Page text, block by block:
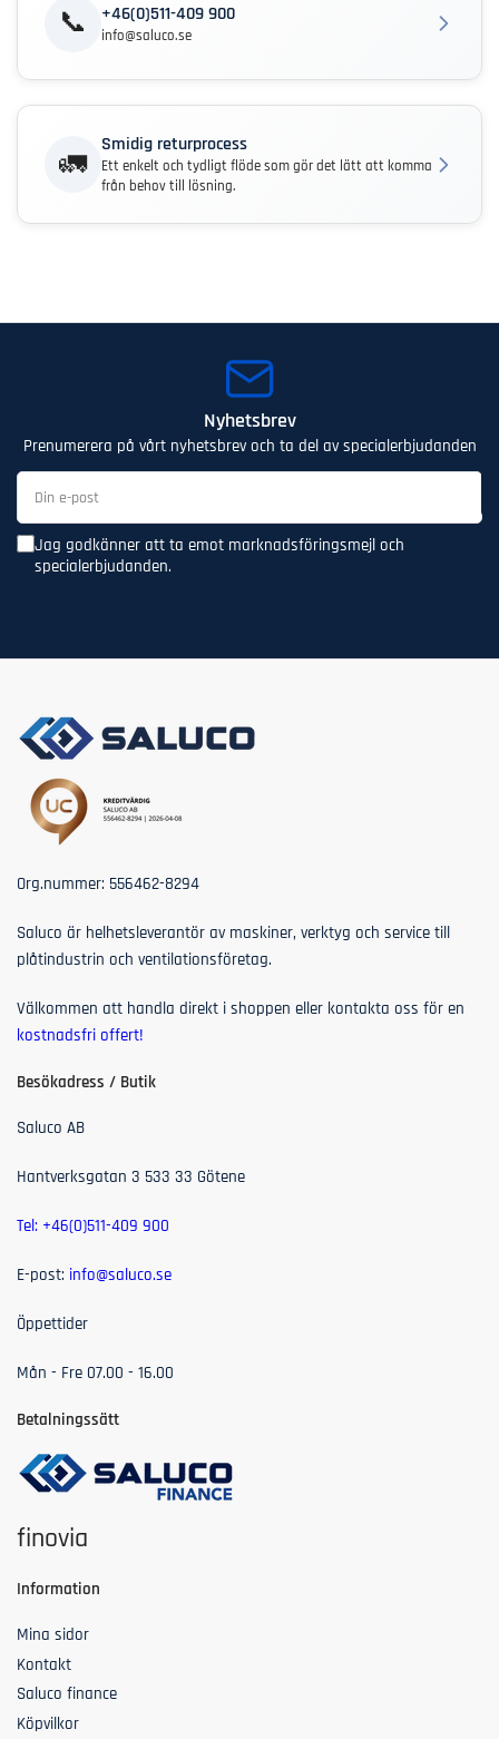
📞 +46(0)511-409 900
info@saluco.se
🚛
Smidig returprocess
Ett enkelt och tydligt flöde som gör det lätt att komma
från behov till lösning.
Nyhetsbrev
Prenumerera på vårt nyhetsbrev och ta del av specialerbjudanden
Din
post
Jag godkänner att ta emot marknadsföringsmejl och
specialerbjudanden.
Org.nummer: 556462-8294
Saluco är helhetsleverantör av maskiner, verktyg och service till
plåtindustrin och ventilationsföretag.
Välkommen att handla direkt i shoppen eller kontakta oss för en
kostnadsfri offert!
Besökadress / Butik
Saluco AB
Hantverksgatan 3 533 33 Götene
Tel: +46(0)511-409 900
E-post: info@saluco.se
Öppettider
Mån - Fre 07.00 - 16.00
Betalningssätt
finovia
Information
Mina sidor
Kontakt
Saluco finance
Köpvilkor